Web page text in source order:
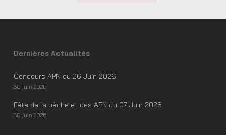
Dernières Actualités
Concours APN du 26 Juin 2026
30 juin 2026
Fête de la pêche et des APN du 07 Juin 2026
30 juin 2026